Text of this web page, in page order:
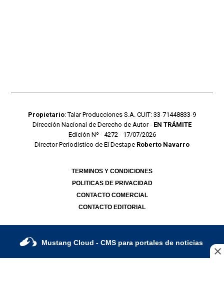
Propietario: Talar Producciones S.A. CUIT: 33-71448833-9
Dirección Nacional de Derecho de Autor - EN TRÁMITE
Edición Nº - 4272 - 17/07/2026
Director Periodístico de El Destape Roberto Navarro
TERMINOS Y CONDICIONES
POLITICAS DE PRIVACIDAD
CONTACTO COMERCIAL
CONTACTO EDITORIAL
Mustang Cloud - CMS para portales de noticias